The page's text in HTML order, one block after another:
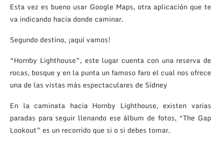
Esta vez es bueno usar Google Maps, otra aplicación que te
va indicando hacia donde caminar.
Segundo destino, ¡aquí vamos!
“Hornby Lighthouse”, este lugar cuenta con una reserva de
rocas, bosque y en la punta un famoso faro el cual nos ofrece
una de las vistas más espectaculares de Sídney
En la caminata hacia Hornby Lighthouse, existen varias
paradas para seguir llenando ese álbum de fotos, “The Gap
Lookout” es un recorrido que si o si debes tomar.